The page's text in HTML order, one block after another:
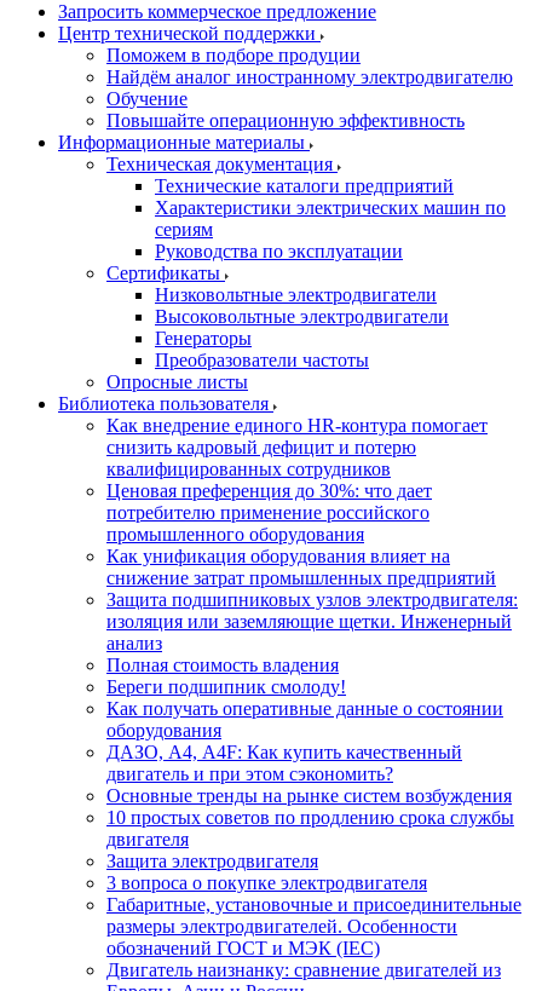
Запросить коммерческое предложение
Центр технической поддержки
Поможем в подборе продуции
Найдём аналог иностранному электродвигателю
Обучение
Повышайте операционную эффективность
Информационные материалы
Техническая документация
Технические каталоги предприятий
Характеристики электрических машин по
сериям
Руководства по эксплуатации
Сертификаты
Низковольтные электродвигатели
Высоковольтные электродвигатели
Генераторы
Преобразователи частоты
Опросные листы
Библиотека пользователя
Как внедрение единого HR-контура помогает
снизить кадровый дефицит и потерю
квалифицированных сотрудников
Ценовая преференция до 30%: что дает
потребителю применение российского
промышленного оборудования
Как унификация оборудования влияет на
снижение затрат промышленных предприятий
Защита подшипниковых узлов электродвигателя:
изоляция или заземляющие щетки. Инженерный
анализ
Полная стоимость владения
Береги подшипник смолоду!
Как получать оперативные данные о состоянии
оборудования
ДАЗО, А4, А4F: Как купить качественный
двигатель и при этом сэкономить?
Основные тренды на рынке систем возбуждения
10 простых советов по продлению срока службы
двигателя
Защита электродвигателя
3 вопроса о покупке электродвигателя
Габаритные, установочные и присоединительные
размеры электродвигателей. Особенности
обозначений ГОСТ и МЭК (IEC)
Двигатель наизнанку: сравнение двигателей из